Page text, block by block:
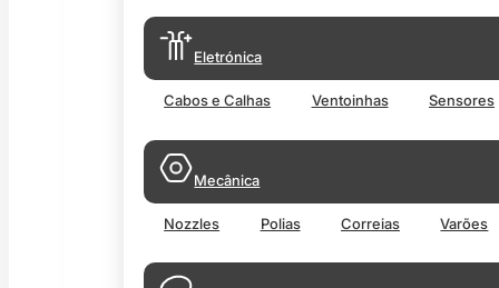
Eletrónica
Cabos e Calhas Ventoinhas Sensores
Mecânica
Nozzles Polias Correias Varões